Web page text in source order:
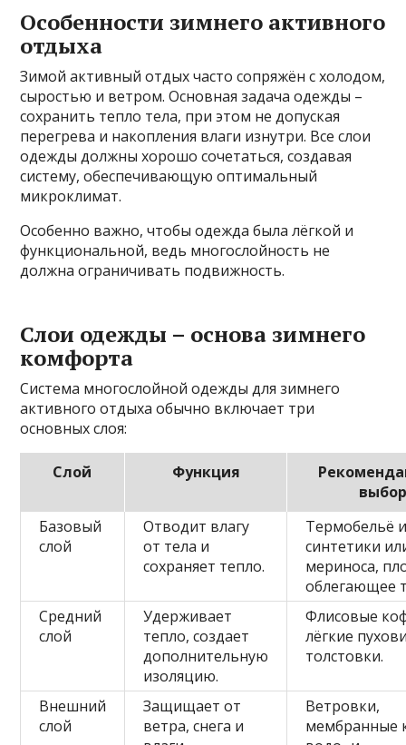
Особенности зимнего активного
отдыха
Зимой активный отдых часто сопряжён с холодом,
сыростью и ветром. Основная задача одежды –
сохранить тепло тела, при этом не допуская
перегрева и накопления влаги изнутри. Все слои
одежды должны хорошо сочетаться, создавая
систему, обеспечивающую оптимальный
микроклимат.
Особенно важно, чтобы одежда была лёгкой и
функциональной, ведь многослойность не
должна ограничивать подвижность.
Слои одежды – основа зимнего
комфорта
Система многослойной одежды для зимнего
активного отдыха обычно включает три
основных слоя:
Слой Функция
Базовый
слой
Отводит влагу
от тела и
сохраняет тепло.
Термобельё
синтетики
мериноса,
облегающее
Средний
слой
Удерживает
тепло, создает
дополнительную
изоляцию.
Флисовые
лёгкие
толстовки.
Внешний
слой
Защищает от
ветра, снега и
Ветровки,
мембранные